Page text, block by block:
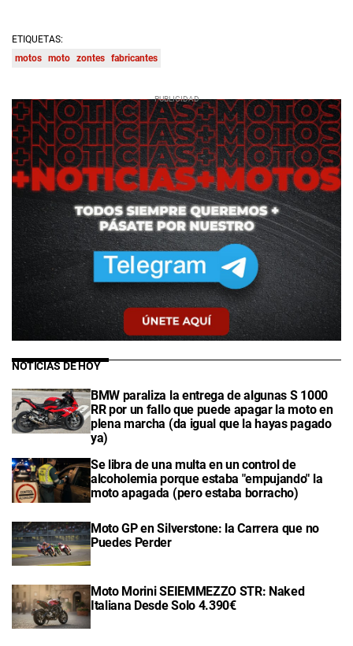
ETIQUETAS:
motos moto zontes fabricantes
NOTICIAS DE HOY
BMW paraliza la entrega de algunas S 1000
RR por un fallo que puede apagar la moto en
plena marcha (da igual que la hayas pagado
ya)
Se libra de una multa en un control de
alcoholemia porque estaba "empujando" la
moto apagada (pero estaba borracho)
Moto GP en Silverstone: la Carrera que no
Puedes Perder
Moto Morini SEIEMMEZZO STR: Naked
Italiana Desde Solo 4.390€